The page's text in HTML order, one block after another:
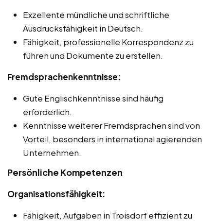
Exzellente mündliche und schriftliche
Ausdrucksfähigkeit in Deutsch.
Fähigkeit, professionelle Korrespondenz zu
führen und Dokumente zu erstellen.
Fremdsprachenkenntnisse:
Gute Englischkenntnisse sind häufig
erforderlich.
Kenntnisse weiterer Fremdsprachen sind von
Vorteil, besonders in international agierenden
Unternehmen.
Persönliche Kompetenzen
Organisationsfähigkeit:
Fähigkeit, Aufgaben in Troisdorf effizient zu